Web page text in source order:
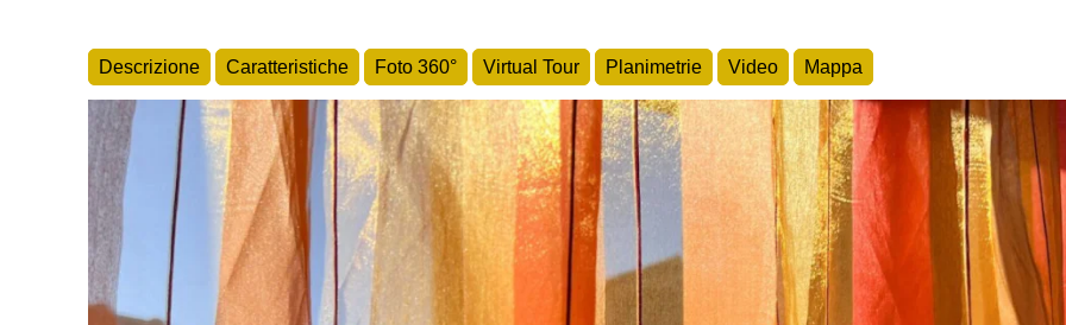
Descrizione Caratteristiche Foto 360° Virtual Tour Planimetrie Video Mappa